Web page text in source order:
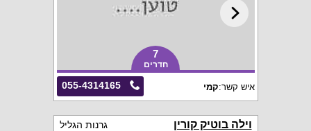
7
חדרים
055-4314165 איש קשר:קמי
וילה בוטיק קורין גרנות הגליל